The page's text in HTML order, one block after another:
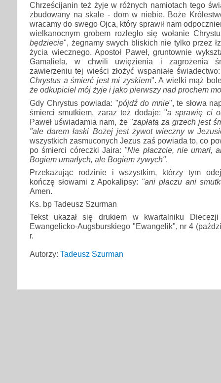
Chrześcijanin też żyje w różnych namiotach tego
zbudowany na skale - dom w niebie, Boże
wracamy do swego Ojca, który sprawił nam
wielkanocnym grobem rozległo się wołanie
będziecie", żegnamy swych bliskich nie tylko przez
życia wiecznego. Apostoł Paweł, gruntownie
Gamaliela, w chwili uwięzienia i zagrożenia
zawierzeniu tej wieści złożyć wspaniałe
Chrystus a śmierć jest mi zyskiem". A wielki mąż
że odkupiciel mój żyje i jako pierwszy nad prochem
Gdy Chrystus powiada: "pójdź do mnie", te słowa
śmierci smutkiem, zaraz też dodaje: "a sprawię ci
Paweł uświadamia nam, że "zapłatą za grzech jest
"ale darem łaski Bożej jest żywot wieczny w
wszystkich zasmuconych Jezus zaś powiada to, co
po śmierci córeczki Jaira: "Nie płaczcie, nie umarł,
Bogiem umarłych, ale Bogiem żywych".
Przekazując rodzinie i wszystkim, którzy tym
kończę słowami z Apokalipsy: "ani płaczu ani
Amen.
Ks. bp Tadeusz Szurman
Tekst ukazał się drukiem w kwartalniku Diecezji
Ewangelicko-Augsburskiego "Ewangelik", nr 4
r.
Autorzy: Tadeusz Szurman